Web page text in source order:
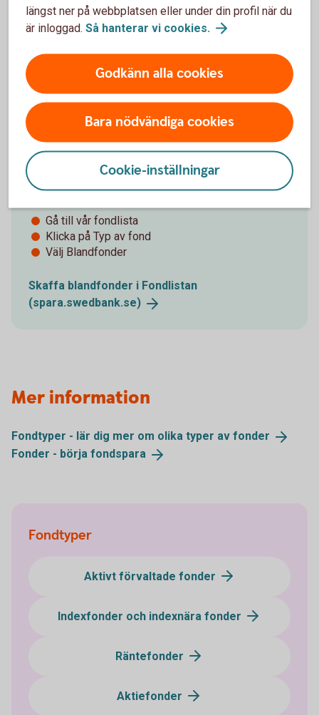
Våra blandfonder
För att hitta våra blandfonder - följ stegen:
Gå till vår fondlista
Klicka på Typ av fond
Välj Blandfonder
Skaffa blandfonder i Fondlistan
(spara.swedbank.se)
Tips!
Mer information
Fondtyper - lär dig mer om olika typer av fonder
Fonder - börja fondspara
Fondtyper
Aktivt förvaltade fonder
Indexfonder och indexnära fonder
Räntefonder
Aktiefonder
längst ner på webbplatsen eller under din profil när du
är inloggad. Så hanterar vi cookies.
Godkänn alla cookies
Bara nödvändiga cookies
Cookie-inställningar